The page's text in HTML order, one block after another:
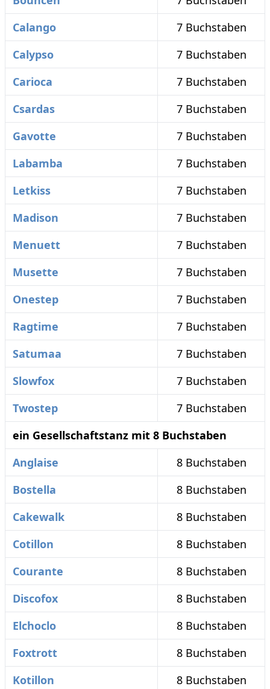
Calango
7 Buchstaben
Calypso
7 Buchstaben
Carioca
7 Buchstaben
Csardas
7 Buchstaben
Gavotte
7 Buchstaben
Labamba
7 Buchstaben
Letkiss
7 Buchstaben
Madison
7 Buchstaben
Menuett
7 Buchstaben
Musette
7 Buchstaben
Onestep
7 Buchstaben
Ragtime
7 Buchstaben
Satumaa
7 Buchstaben
Slowfox
7 Buchstaben
Twostep
7 Buchstaben
ein Gesellschaftstanz mit 8 Buchstaben
Anglaise
8 Buchstaben
Bostella
8 Buchstaben
Cakewalk
8 Buchstaben
Cotillon
8 Buchstaben
Courante
8 Buchstaben
Discofox
8 Buchstaben
Elchoclo
8 Buchstaben
Foxtrott
8 Buchstaben
Kotillon
8 Buchstaben